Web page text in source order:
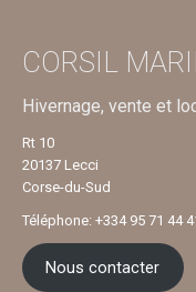
CORSIL
Hivernage, vente et
Rt 10
20137 Lecci
Corse-du-Sud
Téléphone: +334 95 71 44
Nous contacter